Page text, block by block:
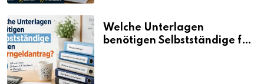
Welche Unterlagen
benötigen Selbstständige für